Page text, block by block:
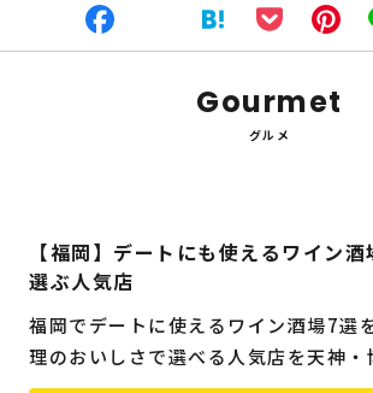
Facebook
X HatenaPocket
Gourmet
グルメ
【福岡】デートにも使えるワイン
選ぶ人気店
福岡でデートに使えるワイン酒場7選
理のおいしさで選べる人気店を天神